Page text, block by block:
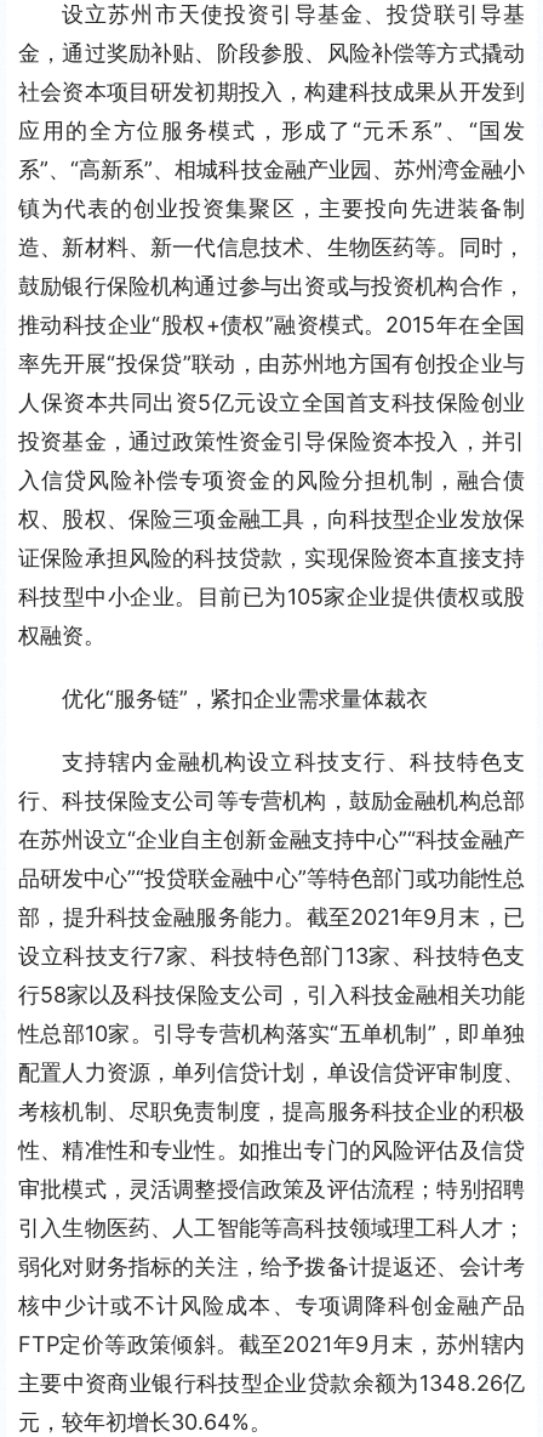
设立苏州市天使投资引导基金、投贷联引导基
金，通过奖励补贴、阶段参股、风险补偿等方式撬动
社会资本项目研发初期投入，构建科技成果从开发到
应用的全方位服务模式，形成了“元禾系”、“国发
系”、“高新系”、相城科技金融产业园、苏州湾金融小
镇为代表的创业投资集聚区，主要投向先进装备制
造、新材料、新一代信息技术、生物医药等。同时，
鼓励银行保险机构通过参与出资或与投资机构合作，
推动科技企业“股权+债权”融资模式。2015年在全国
率先开展“投保贷”联动，由苏州地方国有创投企业与
人保资本共同出资5亿元设立全国首支科技保险创业
投资基金，通过政策性资金引导保险资本投入，并引
入信贷风险补偿专项资金的风险分担机制，融合债
权、股权、保险三项金融工具，向科技型企业发放保
证保险承担风险的科技贷款，实现保险资本直接支持
科技型中小企业。目前已为105家企业提供债权或股
权融资。
优化“服务链”，紧扣企业需求量体裁衣
支持辖内金融机构设立科技支行、科技特色支
行、科技保险支公司等专营机构，鼓励金融机构总部
在苏州设立“企业自主创新金融支持中心”“科技金融产
品研发中心”“投贷联金融中心”等特色部门或功能性总
部，提升科技金融服务能力。截至2021年9月末，已
设立科技支行7家、科技特色部门13家、科技特色支
行58家以及科技保险支公司，引入科技金融相关功能
性总部10家。引导专营机构落实“五单机制”，即单独
配置人力资源，单列信贷计划，单设信贷评审制度、
考核机制、尽职免责制度，提高服务科技企业的积极
性、精准性和专业性。如推出专门的风险评估及信贷
审批模式，灵活调整授信政策及评估流程；特别招聘
引入生物医药、人工智能等高科技领域理工科人才；
弱化对财务指标的关注，给予拨备计提返还、会计考
核中少计或不计风险成本、专项调降科创金融产品
FTP定价等政策倾斜。截至2021年9月末，苏州辖内
主要中资商业银行科技型企业贷款余额为1348.26亿
元，较年初增长30.64%。